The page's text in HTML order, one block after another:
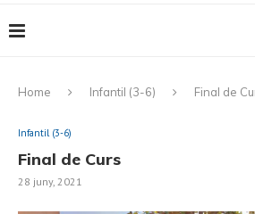
Home Infantil (3-6) Final de
Infantil (3-6)
Final de Curs
28 juny, 2021